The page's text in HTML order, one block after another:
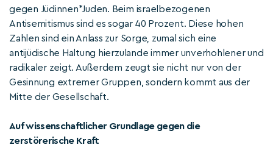
gegen Jüdinnen*Juden. Beim israelbezogenen
Antisemitismus sind es sogar 40 Prozent. Diese hohen
Zahlen sind ein Anlass zur Sorge, zumal sich eine
antijüdische Haltung hierzulande immer unverhohlener und
radikaler zeigt. Außerdem zeugt sie nicht nur von der
Gesinnung extremer Gruppen, sondern kommt aus der
Mitte der Gesellschaft.
Auf wissenschaftlicher Grundlage gegen die
zerstörerische Kraft